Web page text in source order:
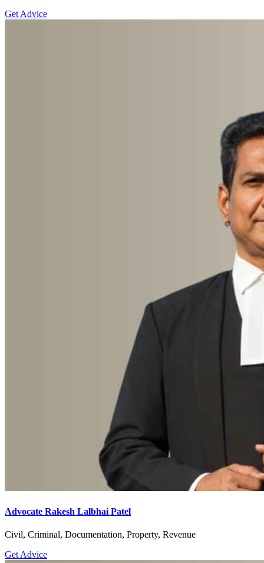
Get Advice
Advocate Rakesh Lalbhai Patel
Civil, Criminal, Documentation, Property, Revenue
Get Advice